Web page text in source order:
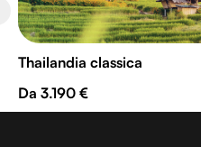
Thailandia classica
Da 3.190 €